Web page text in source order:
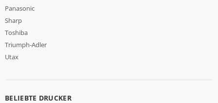
Panasonic
Sharp
Toshiba
Triumph-Adler
Utax
BELIEBTE DRUCKER